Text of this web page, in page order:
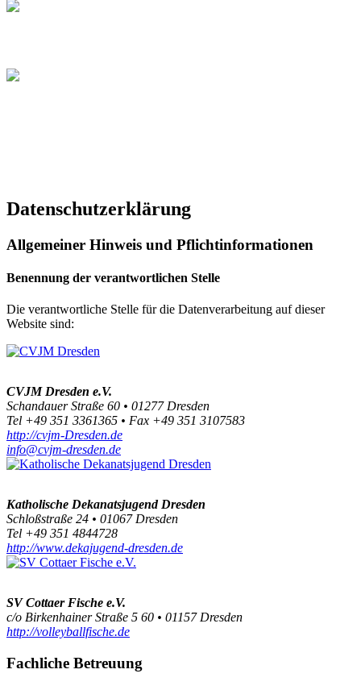
Datenschutzerklärung
Allgemeiner Hinweis und Pflichtinformationen
Benennung der verantwortlichen Stelle
Die verantwortliche Stelle für die Datenverarbeitung auf dieser
Website sind:
CVJM Dresden e.V.
Schandauer Straße 60 • 01277 Dresden
Tel +49 351 3361365 • Fax +49 351 3107583
http://cvjm-Dresden.de
info@cvjm-dresden.de
Katholische Dekanatsjugend Dresden
Schloßstraße 24 • 01067 Dresden
Tel +49 351 4844728
http://www.dekajugend-dresden.de
SV Cottaer Fische e.V.
c/o Birkenhainer Straße 5 60 • 01157 Dresden
http://volleyballfische.de
Fachliche Betreuung